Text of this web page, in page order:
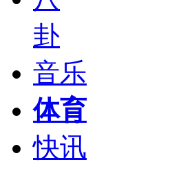
卦
音乐
体育
快讯